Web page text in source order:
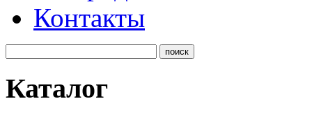
Контакты
Каталог